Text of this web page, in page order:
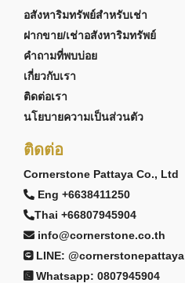
อสังหาริมทรัพย์สำหรับเช่า
ฝากขาย/เช่าอสังหาริมทรัพย์
คำถามที่พบบ่อย
เกี่ยวกับเรา
ติดต่อเรา
นโยบายความเป็นส่วนตัว
ติดต่อ
Cornerstone Pattaya Co., Ltd
Eng +6638411250
Thai +66807945904
info@cornerstone.co.th
LINE: @cornerstonepattaya
Whatsapp: 0807945904